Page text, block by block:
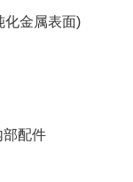
化金属表面)
部配件